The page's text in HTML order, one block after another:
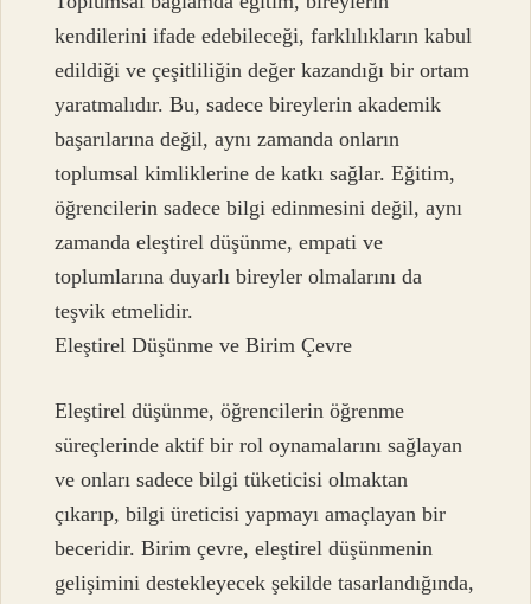
kendilerini ifade edebileceği, farklılıkların kabul
edildiği ve çeşitliliğin değer kazandığı bir ortam
yaratmalıdır. Bu, sadece bireylerin akademik
başarılarına değil, aynı zamanda onların
toplumsal kimliklerine de katkı sağlar. Eğitim,
öğrencilerin sadece bilgi edinmesini değil, aynı
zamanda eleştirel düşünme, empati ve
toplumlarına duyarlı bireyler olmalarını da
teşvik etmelidir.
Eleştirel Düşünme ve Birim Çevre
Eleştirel düşünme, öğrencilerin öğrenme
süreçlerinde aktif bir rol oynamalarını sağlayan
ve onları sadece bilgi tüketicisi olmaktan
çıkarıp, bilgi üreticisi yapmayı amaçlayan bir
beceridir. Birim çevre, eleştirel düşünmenin
gelişimini destekleyecek şekilde tasarlandığında,